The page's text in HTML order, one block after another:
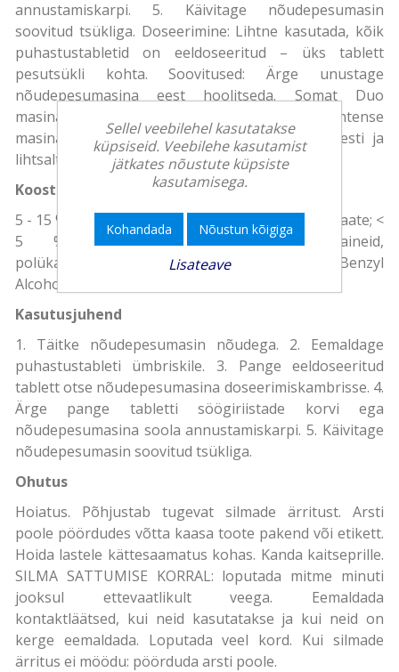
annustamiskarpi. 5. Käivitage nõudepesumasin
soovitud tsükliga. Doseerimine: Lihtne kasutada, kõik
puhastustabletid on eeldoseeritud – üks tablett
pesutsükli kohta. Soovitused: Ärge unustage
nõudepesumasina eest hoolitseda. Somat Duo
masinapuhastusvahend ja Somat Intense
masinapuhastusvahend aitavad seda teha kiiresti ja
lihtsalt!
Koostisosad
5 - 15 % hapnikupõhiseid pleegitusaineid, fosfonaate; <
5 % mitteioonseid pindaktiivseid aineid,
polükarboksülaate; lõhnaained (Limonene, Benzyl
Alcohol), ensüümid.
Kasutusjuhend
1. Täitke nõudepesumasin nõudega. 2. Eemaldage
puhastustableti ümbriskile. 3. Pange eeldoseeritud
tablett otse nõudepesumasina doseerimiskambrisse. 4.
Ärge pange tabletti söögiriistade korvi ega
nõudepesumasina soola annustamiskarpi. 5. Käivitage
nõudepesumasin soovitud tsükliga.
Ohutus
Hoiatus. Põhjustab tugevat silmade ärritust. Arsti
poole pöördudes võtta kaasa toote pakend või etikett.
Hoida lastele kättesaamatus kohas. Kanda kaitseprille.
SILMA SATTUMISE KORRAL: loputada mitme minuti
jooksul ettevaatlikult veega. Eemaldada
kontaktläätsed, kui neid kasutatakse ja kui neid on
kerge eemaldada. Loputada veel kord. Kui silmade
ärritus ei möödu: pöörduda arsti poole.
Sellel veebilehel kasutatakse
küpsiseid. Veebilehe kasutamist
jätkates nõustute küpsiste
kasutamisega.
Kohandada Nõustun kõigiga
Lisateave